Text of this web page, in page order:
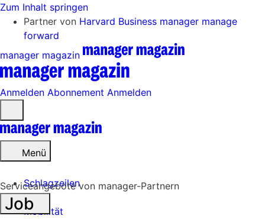
Zum Inhalt springen
Partner von Harvard Business manager manage
forward
manager magazin
Anmelden Abonnement Anmelden
öffnen
Menü
Schlagzeilen
Mobilität
Serviceangebote von manager-Partnern
Job